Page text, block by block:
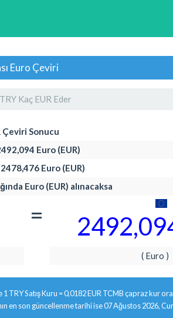
Euro Çeviri
Kaç EUR Eder
Çeviri Sonucu
Euro (EUR)
Euro (EUR)
Euro (EUR) alınacaksa
=
( Euro )
TRY Satış Kuru = 0,0182 EUR TCMB çapraz kur
en son güncellenme tarihi ise 07 Ağustos 2026,